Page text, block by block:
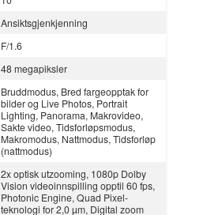
Ansiktsgjenkjenning
F/1.6
48 megapiksler
Bruddmodus, Bred fargeopptak for
bilder og Live Photos, Portrait
Lighting, Panorama, Makrovideo,
Sakte video, Tidsforløpsmodus,
Makromodus, Nattmodus, Tidsforløp
(nattmodus)
2x optisk utzooming, 1080p Dolby
Vision videoinnspilling opptil 60 fps,
Photonic Engine, Quad Pixel-
teknologi for 2,0 µm, Digital zoom